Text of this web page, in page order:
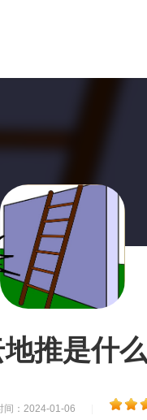
地推是什么
间：2024-01-06